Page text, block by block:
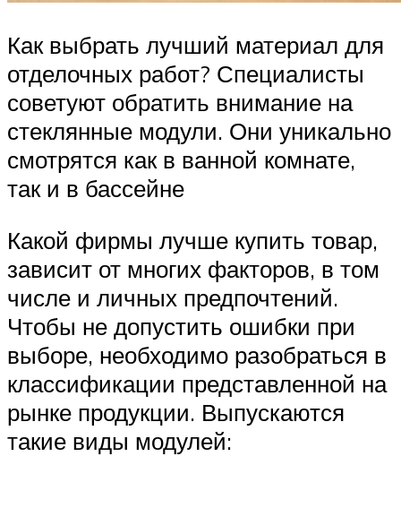
Как выбрать лучший материал для
отделочных работ? Специалисты
советуют обратить внимание на
стеклянные модули. Они уникально
смотрятся как в ванной комнате,
так и в бассейне
Какой фирмы лучше купить товар,
зависит от многих факторов, в том
числе и личных предпочтений.
Чтобы не допустить ошибки при
выборе, необходимо разобраться в
классификации представленной на
рынке продукции. Выпускаются
такие виды модулей: